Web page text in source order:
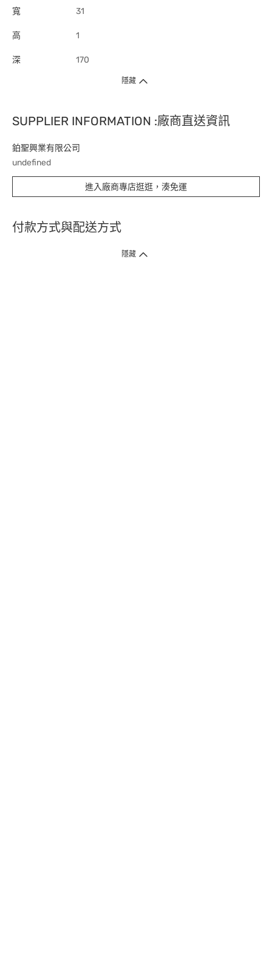
寬 31
高 1
深 170
隱藏
SUPPLIER INFORMATION :廠商直送資訊
鉑聖興業有限公司
undefined
進入廠商專店逛逛，湊免運
付款方式與配送方式
隱藏